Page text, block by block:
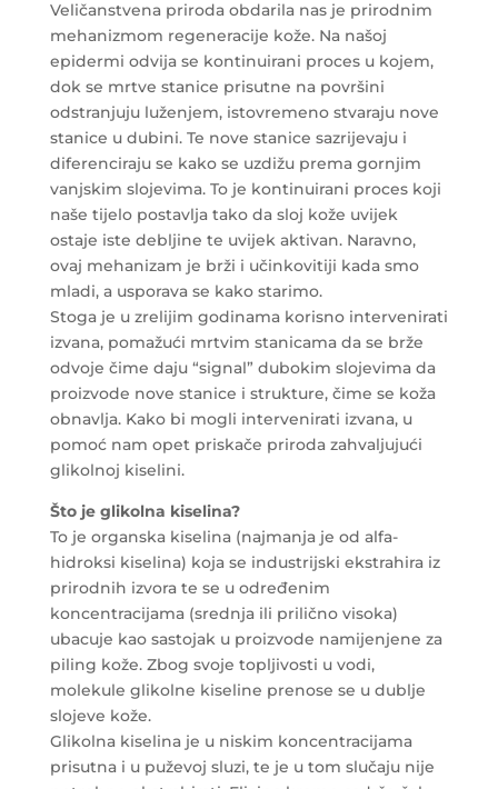
Veličanstvena priroda obdarila nas je prirodnim
mehanizmom regeneracije kože. Na našoj
epidermi odvija se kontinuirani proces u kojem,
dok se mrtve stanice prisutne na površini
odstranjuju luženjem, istovremeno stvaraju nove
stanice u dubini. Te nove stanice sazrijevaju i
diferenciraju se kako se uzdižu prema gornjim
vanjskim slojevima. To je kontinuirani proces koji
naše tijelo postavlja tako da sloj kože uvijek
ostaje iste debljine te uvijek aktivan. Naravno,
ovaj mehanizam je brži i učinkovitiji kada smo
mladi, a usporava se kako starimo.
Stoga je u zrelijim godinama korisno intervenirati
izvana, pomažući mrtvim stanicama da se brže
odvoje čime daju “signal” dubokim slojevima da
proizvode nove stanice i strukture, čime se koža
obnavlja. Kako bi mogli intervenirati izvana, u
pomoć nam opet priskače priroda zahvaljujući
glikolnoj kiselini.
Što je glikolna kiselina?
To je organska kiselina (najmanja je od alfa-
hidroksi kiselina) koja se industrijski ekstrahira iz
prirodnih izvora te se u određenim
koncentracijama (srednja ili prilično visoka)
ubacuje kao sastojak u proizvode namijenjene za
piling kože. Zbog svoje topljivosti u vodi,
molekule glikolne kiseline prenose se u dublje
slojeve kože.
Glikolna kiselina je u niskim koncentracijama
prisutna i u puževoj sluzi, te je u tom slučaju nije